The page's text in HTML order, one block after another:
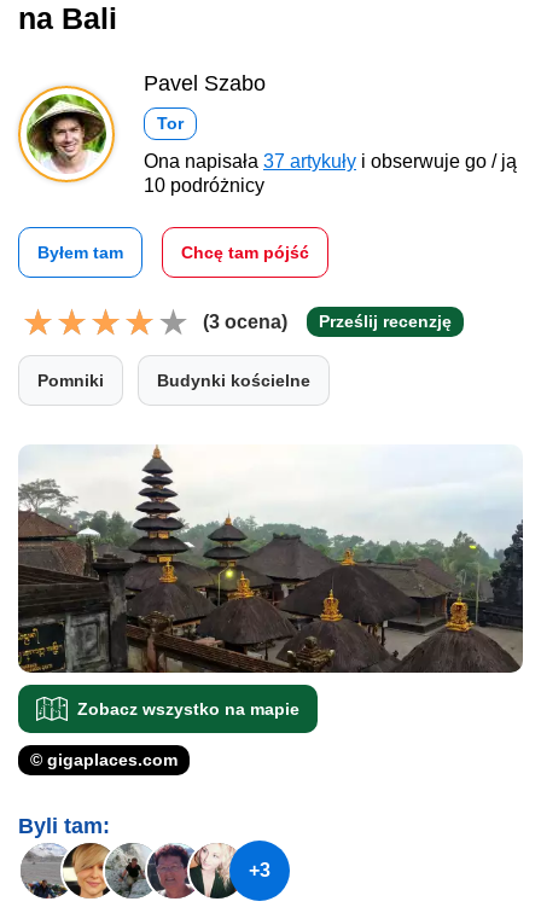
na Bali
Pavel Szabo
Tor
Ona napisała 37 artykuły i obserwuje go / ją
10 podróżnicy
Byłem tam Chcę tam pójść
(3 ocena) Prześlij recenzję
Pomniki Budynki kościelne
Zobacz wszystko na mapie
© gigaplaces.com
Byli tam:
+3